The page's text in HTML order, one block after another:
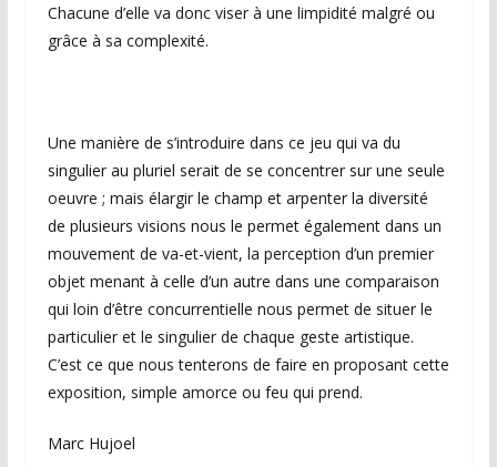
Chacune d’elle va donc viser à une limpidité malgré ou
grâce à sa complexité.
Une manière de s’introduire dans ce jeu qui va du
singulier au pluriel serait de se concentrer sur une seule
oeuvre ; mais élargir le champ et arpenter la diversité
de plusieurs visions nous le permet également dans un
mouvement de va-et-vient, la perception d’un premier
objet menant à celle d’un autre dans une comparaison
qui loin d’être concurrentielle nous permet de situer le
particulier et le singulier de chaque geste artistique.
C’est ce que nous tenterons de faire en proposant cette
exposition, simple amorce ou feu qui prend.
Marc Hujoel